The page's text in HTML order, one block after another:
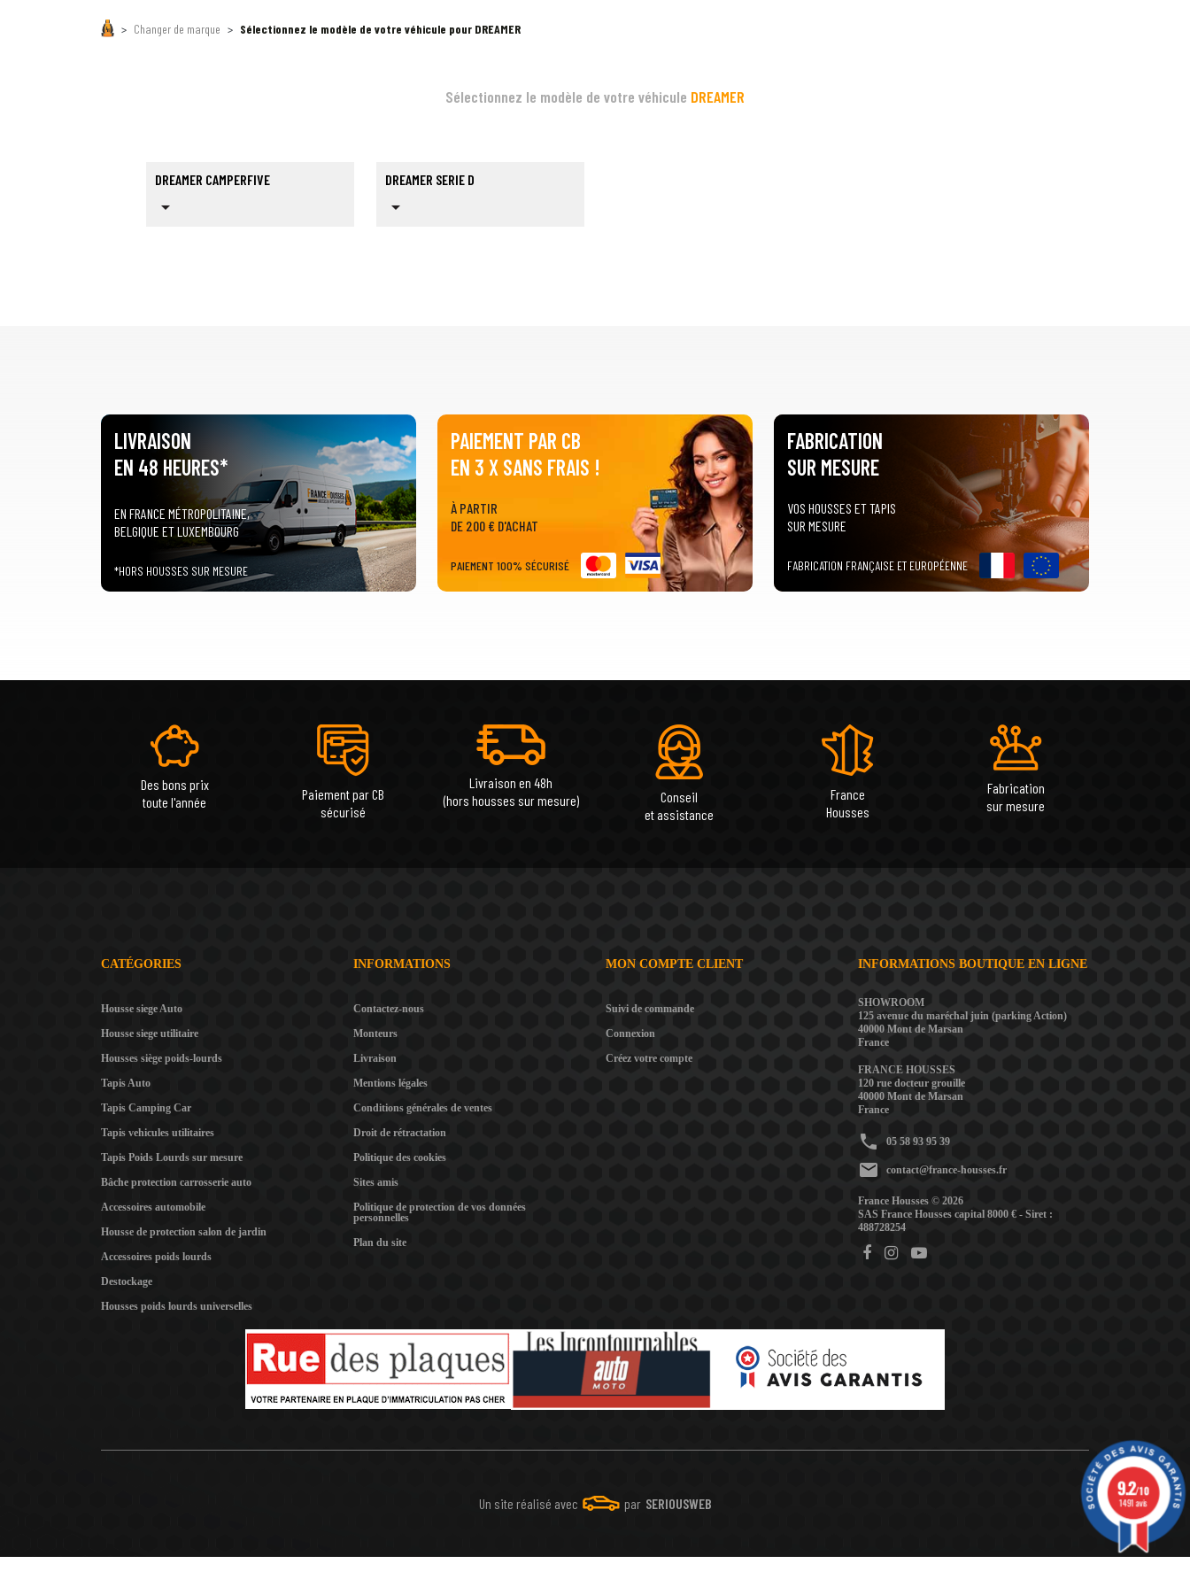
Changer de marque Sélectionnez le modèle de votre véhicule pour DREAMER
Sélectionnez le modèle de votre véhicule DREAMER
DREAMER CAMPERFIVE
arrow_drop_down
DREAMER SERIE D
arrow_drop_down
LIVRAISON
EN 48 HEURES*
EN FRANCE MÉTROPOLITAINE,
BELGIQUE ET LUXEMBOURG
*HORS HOUSSES SUR MESURE
PAIEMENT PAR CB
EN 3 X SANS FRAIS !
À PARTIR
DE 200 € D'ACHAT
PAIEMENT 100% SÉCURISÉ
FABRICATION
SUR MESURE
VOS HOUSSES ET TAPIS
SUR MESURE
FABRICATION FRANÇAISE ET EUROPÉENNE
Des bons prix
toute l'année
Paiement par CB
sécurisé
Livraison en 48h
(hors housses sur mesure)
Conseil
et assistance
France
Housses
Fabrication
sur mesure
CATÉGORIES
Housse siege Auto
Housse siege utilitaire
Housses siège poids-lourds
Tapis Auto
Tapis Camping Car
Tapis vehicules utilitaires
Tapis Poids Lourds sur mesure
Bâche protection carrosserie auto
Accessoires automobile
Housse de protection salon de jardin
Accessoires poids lourds
Destockage
Housses poids lourds universelles
INFORMATIONS
Contactez-nous
Monteurs
Livraison
Mentions légales
Conditions générales de ventes
Droit de rétractation
Politique des cookies
Sites amis
Politique de protection de vos données
personnelles
Plan du site
MON COMPTE CLIENT
Suivi de commande
Connexion
Créez votre compte
INFORMATIONS BOUTIQUE EN LIGNE
SHOWROOM
125 avenue du maréchal juin (parking Action)
40000 Mont de Marsan
France
FRANCE HOUSSES
120 rue docteur grouille
40000 Mont de Marsan
France
phone 05 58 93 95 39
mail contact@france-housses.fr
France Housses © 2026
SAS France Housses capital 8000 € - Siret :
488728254
Un site réalisé avec par SERIOUSWEB
9.2/10
1491 avis